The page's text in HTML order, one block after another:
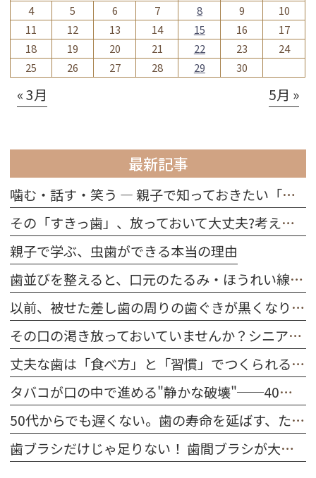
4
5 6 7 8 9
10
11
12 13 14 15 16
17
18
19 20 21 22 23
24
25
26 27 28 29 30
« 3月 5月 »
最新記事
噛む・話す・笑う ― 親子で知っておきたい「歯の役割」
その「すきっ歯」、放っておいて大丈夫?考えられる原因を解説
親子で学ぶ、虫歯ができる本当の理由
歯並びを整えると、口元のたるみ・ほうれい線は改善する？
以前、被せた差し歯の周りの歯ぐきが黒くなりました。どうしてですか？
その口の渇き放っておいていませんか？シニア世代に多い「ドライマウス」を防ぐ習慣
丈夫な歯は「食べ方」と「習慣」でつくられる｜今日から始める口腔ケア
タバコが口の中で進める"静かな破壊"──40代～50代が今すぐ知るべきこと
50代からでも遅くない。歯の寿命を延ばす、たった一つの習慣
歯ブラシだけじゃ足りない！ 歯間ブラシが大切な理由